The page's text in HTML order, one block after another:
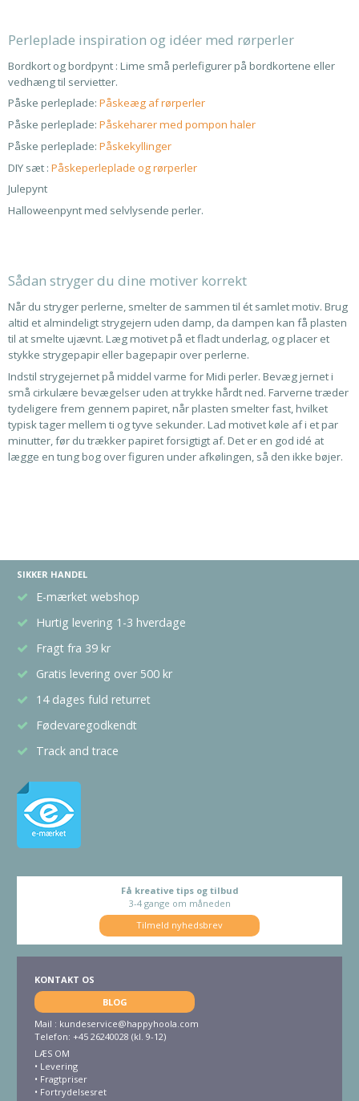
Perleplade inspiration og idéer med rørperler
Bordkort og bordpynt : Lime små perlefigurer på bordkortene eller
vedhæng til servietter.
Påske perleplade: Påskeæg af rørperler
Påske perleplade: Påskeharer med pompon haler
Påske perleplade: Påskekyllinger
DIY sæt : Påskeperleplade og rørperler
Julepynt
Halloweenpynt med selvlysende perler.
Sådan stryger du dine motiver korrekt
Når du stryger perlerne, smelter de sammen til ét samlet motiv. Brug
altid et almindeligt strygejern uden damp, da dampen kan få plasten
til at smelte ujævnt. Læg motivet på et fladt underlag, og placer et
stykke strygepapir eller bagepapir over perlerne.
Indstil strygejernet på middel varme for Midi perler. Bevæg jernet i
små cirkulære bevægelser uden at trykke hårdt ned. Farverne træder
tydeligere frem gennem papiret, når plasten smelter fast, hvilket
typisk tager mellem ti og tyve sekunder. Lad motivet køle af i et par
minutter, før du trækker papiret forsigtigt af. Det er en god idé at
lægge en tung bog over figuren under afkølingen, så den ikke bøjer.
SIKKER HANDEL
E-mærket webshop
Hurtig levering 1-3 hverdage
Fragt fra 39 kr
Gratis levering over 500 kr
14 dages fuld returret
Fødevaregodkendt
Track and trace
Få kreative tips og tilbud
3-4 gange om måneden
Tilmeld nyhedsbrev
KONTAKT OS
BLOG
Mail : kundeservice@happyhoola.com
Telefon: +45 26240028 (kl. 9-12)
LÆS OM
• Levering
• Fragtpriser
• Fortrydelsesret